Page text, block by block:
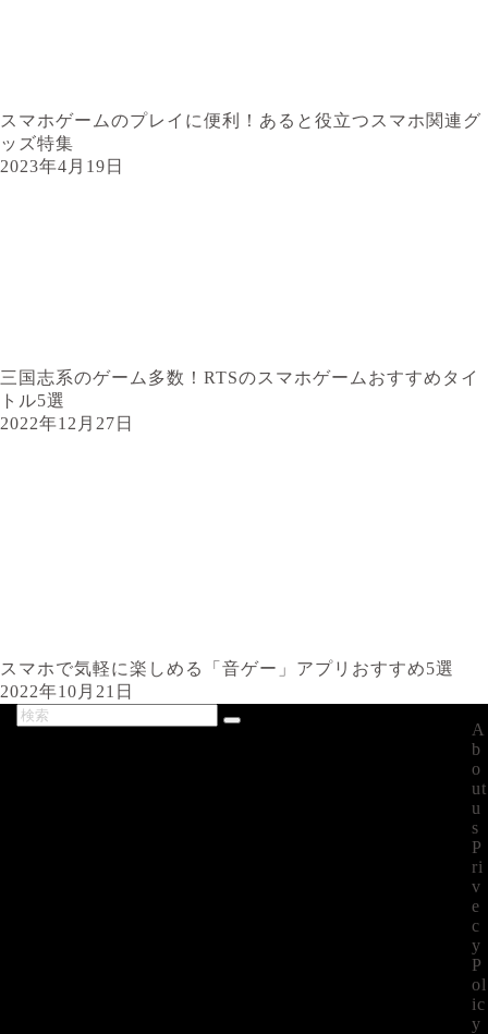
スマホゲームのプレイに便利！あると役立つスマホ関連グ
ッズ特集
2023年4月19日
三国志系のゲーム多数！RTSのスマホゲームおすすめタイ
トル5選
2022年12月27日
スマホで気軽に楽しめる「音ゲー」アプリおすすめ5選
2022年10月21日
A
b
o
ut
u
s
P
ri
v
e
c
y
P
ol
ic
y